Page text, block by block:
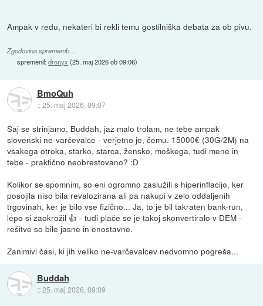
Ampak v redu, nekateri bi rekli temu gostilniška debata za ob pivu.
Zgodovina sprememb…
spremenil:dronyx (25. maj 2026 ob 09:06)
BmoQuh
::25. maj 2026, 09:07
Saj se strinjamo, Buddah, jaz malo trolam, ne tebe ampak
slovenski ne-varčevalce - verjetno je, čemu. 15000€ (30G/2M) na
vsakega otroka, starko, starca, žensko, moškega, tudi mene in
tebe - praktično neobrestovano? :D
Kolikor se spomnim, so eni ogromno zaslužili s hiperinflacijo, ker
posojila niso bila revalozirana ali pa nakupi v zelo oddaljenih
trgovinah, ker je bilo vse fizično... Ja, to je bil takraten bank-run,
lepo si zaokrožil 👍 - tudi plače se je takoj skonvertiralo v DEM -
rešitve so bile jasne in enostavne.
Zanimivi časi, ki jih veliko ne-varčevalcev nedvomno pogreša...
Buddah
::25. maj 2026, 09:09